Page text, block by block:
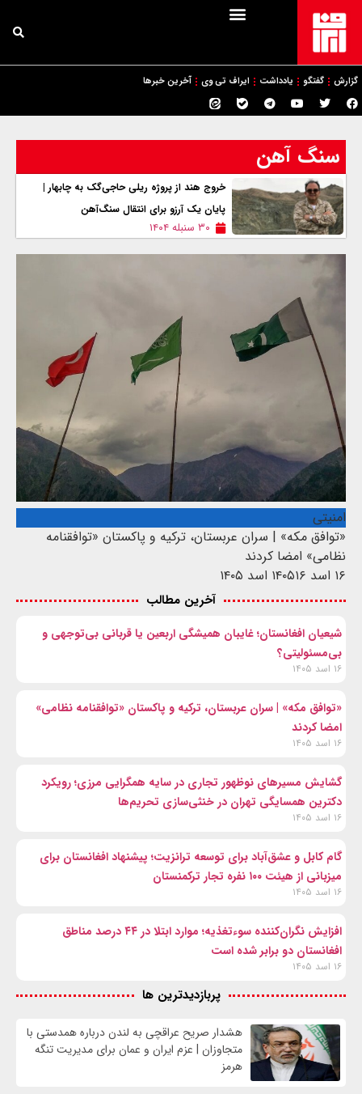
گزارش گفتگو یادداشت ایراف تی وی آخرین خبرها
سنگ آهن
خروج هند از پروژه ریلی حاجی‌گک به چابهار |
پایان یک آرزو برای انتقال سنگ‌آهن
۳۰ سنبله ۱۴۰۴
امنیتی
«توافق مکه» | سران عربستان، ترکیه و پاکستان «توافقنامه
نظامی» امضا کردند
۱۶ اسد ۱۴۰۵
۱۶ اسد ۱۴۰۵
آخرین مطالب
شیعیان افغانستان؛ غایبان همیشگی اربعین یا قربانی بی‌توجهی و
بی‌مسئولیتی؟
۱۶ اسد ۱۴۰۵
«توافق مکه» | سران عربستان، ترکیه و پاکستان «توافقنامه نظامی»
امضا کردند
۱۶ اسد ۱۴۰۵
گشایش مسیرهای نوظهور تجاری در سایه همگرایی مرزی؛ رویکرد
دکترین همسایگی تهران در خنثی‌سازی تحریم‌ها
۱۶ اسد ۱۴۰۵
گام کابل و عشق‌آباد برای توسعه ترانزیت؛ پیشنهاد افغانستان برای
میزبانی از هیئت ۱۰۰ نفره تجار ترکمنستان
۱۶ اسد ۱۴۰۵
افزایش نگران‌کننده سوءتغذیه؛ موارد ابتلا در ۴۴ درصد مناطق
افغانستان دو برابر شده است
۱۶ اسد ۱۴۰۵
پربازدیدترین ها
هشدار صریح عراقچی به لندن درباره همدستی با
متجاوزان | عزم ایران و عمان برای مدیریت تنگه
هرمز